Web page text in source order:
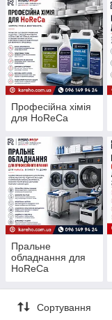
Професійна хімія
для HoReCa
Пральне
обладнання для
HoReCa
Сортування